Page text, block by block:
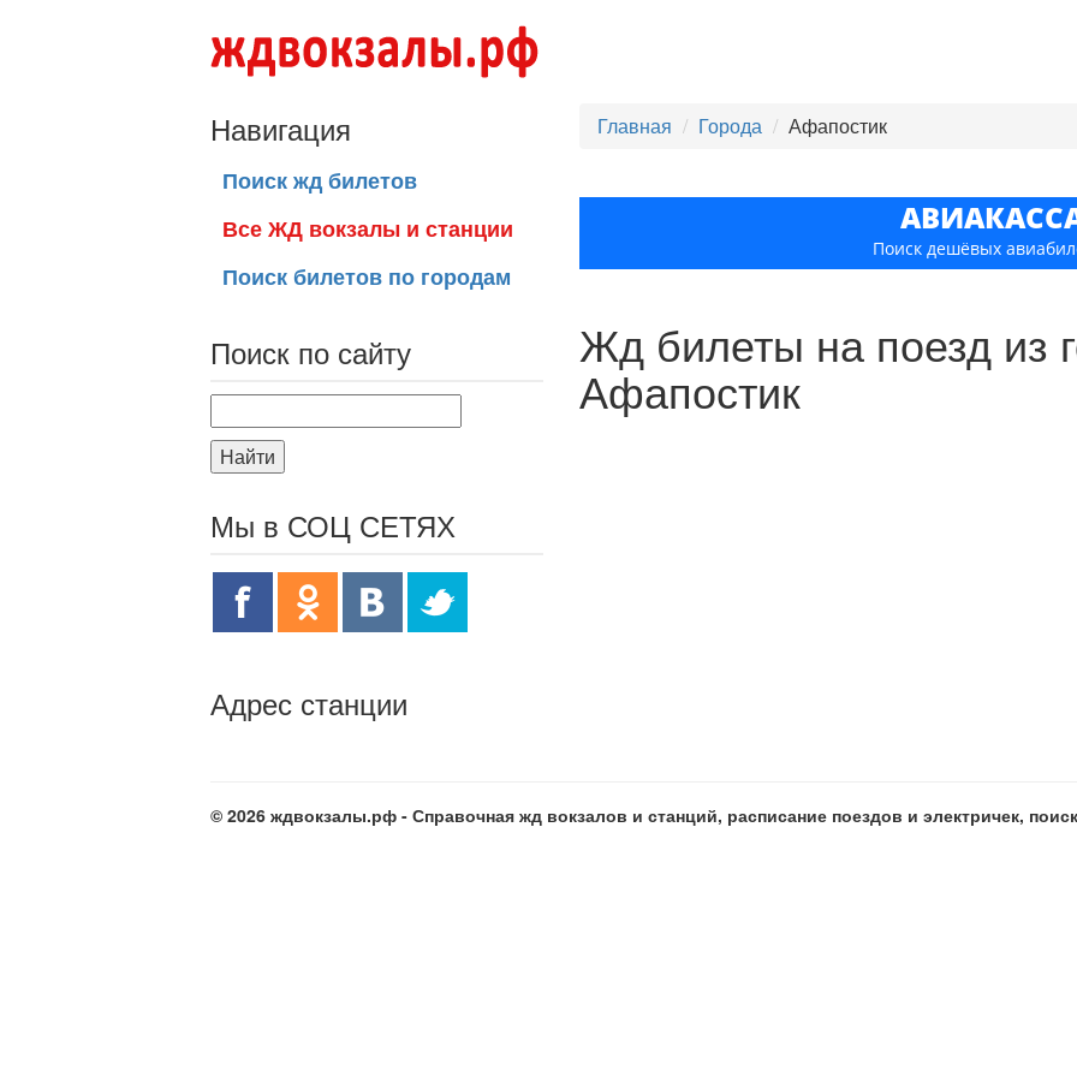
Главная Города Афапостик
Поиск дешёвых
Жд билеты на поезд из
Афапостик
Навигация
Поиск жд билетов
Все ЖД вокзалы и станции
Поиск билетов по городам
Поиск по сайту
Найти
Мы в СОЦ СЕТЯХ
Адрес станции
© 2026 ждвокзалы.рф - Справочная жд вокзалов и станций, расписание поездов и электричек,